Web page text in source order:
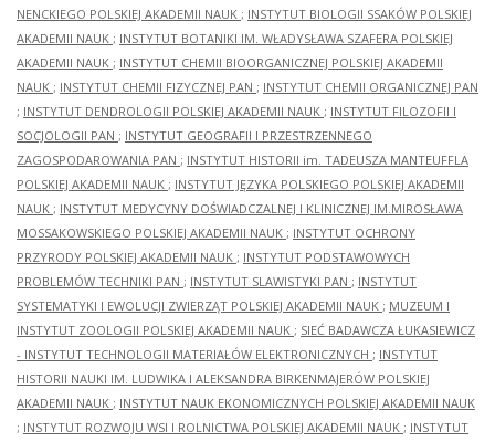
NENCKIEGO POLSKIEJ AKADEMII NAUK ; INSTYTUT BIOLOGII SSAKÓW POLSKIEJ
AKADEMII NAUK ; INSTYTUT BOTANIKI IM. WŁADYSŁAWA SZAFERA POLSKIEJ
AKADEMII NAUK ; INSTYTUT CHEMII BIOORGANICZNEJ POLSKIEJ AKADEMII
NAUK ; INSTYTUT CHEMII FIZYCZNEJ PAN ; INSTYTUT CHEMII ORGANICZNEJ PAN
; INSTYTUT DENDROLOGII POLSKIEJ AKADEMII NAUK ; INSTYTUT FILOZOFII I
SOCJOLOGII PAN ; INSTYTUT GEOGRAFII I PRZESTRZENNEGO
ZAGOSPODAROWANIA PAN ; INSTYTUT HISTORII im. TADEUSZA MANTEUFFLA
POLSKIEJ AKADEMII NAUK ; INSTYTUT JĘZYKA POLSKIEGO POLSKIEJ AKADEMII
NAUK ; INSTYTUT MEDYCYNY DOŚWIADCZALNEJ I KLINICZNEJ IM.MIROSŁAWA
MOSSAKOWSKIEGO POLSKIEJ AKADEMII NAUK ; INSTYTUT OCHRONY
PRZYRODY POLSKIEJ AKADEMII NAUK ; INSTYTUT PODSTAWOWYCH
PROBLEMÓW TECHNIKI PAN ; INSTYTUT SLAWISTYKI PAN ; INSTYTUT
SYSTEMATYKI I EWOLUCJI ZWIERZĄT POLSKIEJ AKADEMII NAUK ; MUZEUM I
INSTYTUT ZOOLOGII POLSKIEJ AKADEMII NAUK ; SIEĆ BADAWCZA ŁUKASIEWICZ
- INSTYTUT TECHNOLOGII MATERIAŁÓW ELEKTRONICZNYCH ; INSTYTUT
HISTORII NAUKI IM. LUDWIKA I ALEKSANDRA BIRKENMAJERÓW POLSKIEJ
AKADEMII NAUK ; INSTYTUT NAUK EKONOMICZNYCH POLSKIEJ AKADEMII NAUK
; INSTYTUT ROZWOJU WSI I ROLNICTWA POLSKIEJ AKADEMII NAUK ; INSTYTUT